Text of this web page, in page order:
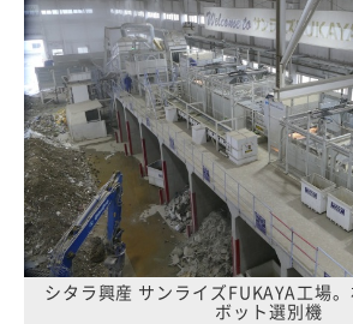
シタラ興産 サンライズFUKAYA工場
ボット選別機